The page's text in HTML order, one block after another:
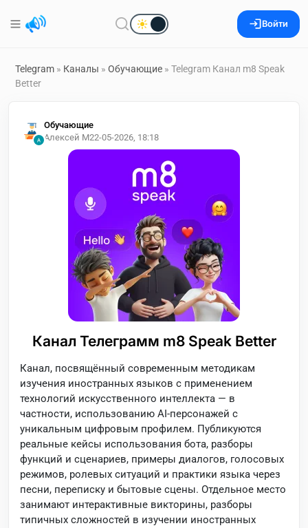
Войти
Telegram » Каналы » Обучающие » Telegram Канал m8 Speak
Better
Обучающие
Алексей М22-05-2026, 18:18
Канал Телеграмм m8 Speak Better
Канал, посвящённый современным методикам
изучения иностранных языков с применением
технологий искусственного интеллекта — в
частности, использованию AI-персонажей с
уникальным цифровым профилем. Публикуются
реальные кейсы использования бота, разборы
функций и сценариев, примеры диалогов, голосовых
режимов, ролевых ситуаций и практики языка через
песни, переписку и бытовые сцены. Отдельное место
занимают интерактивные викторины, разборы
типичных сложностей в изучении иностранных